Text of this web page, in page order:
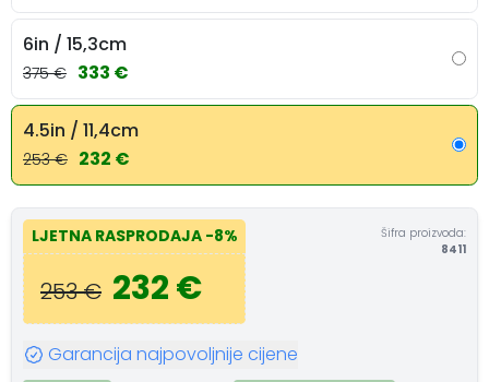
6in / 15,3cm
375 € 333 €
4.5in / 11,4cm
253 € 232 €
LJETNA RASPRODAJA -8%
253 € 232 €
Šifra proizvoda:
8411
Garancija najpovoljnije cijene